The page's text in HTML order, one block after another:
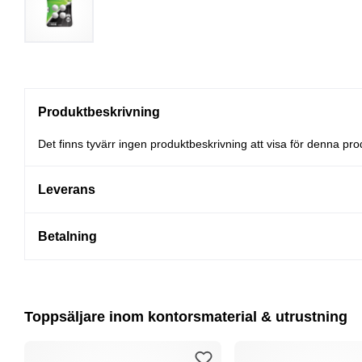
Produktbeskrivning
Det finns tyvärr ingen produktbeskrivning att visa för denna
Leverans
Betalning
Toppsäljare inom kontorsmaterial & utrustning